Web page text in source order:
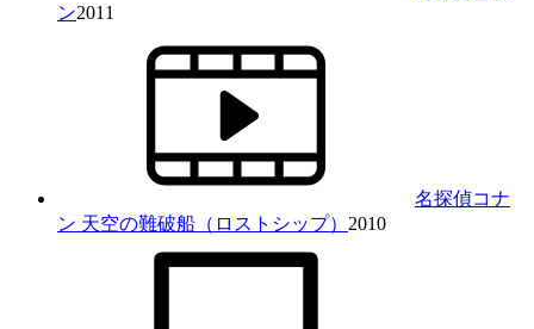
ン2011
名探偵コナ
ン 天空の難破船（ロストシップ） 2010